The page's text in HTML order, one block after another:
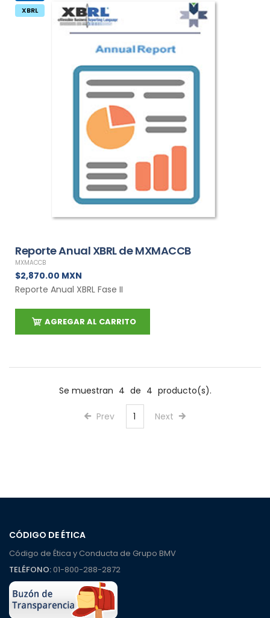
XBRL
Reporte Anual XBRL de MXMACCB
MXMACCB
$2,870.00 MXN
Reporte Anual XBRL Fase II
AGREGAR AL CARRITO
Se muestran 4 de 4 producto(s).
Prev 1 Next
CÓDIGO DE ÉTICA
Código de Ética y Conducta de Grupo BMV
TELÉFONO:01-800-288-2872